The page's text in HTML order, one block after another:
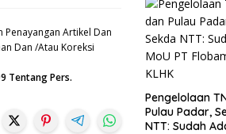
Artikel Dan
Dan /Atau Koreksi
Tentang Pers.
Pengelolaan
Pulau Padar,
NTT: Sudah